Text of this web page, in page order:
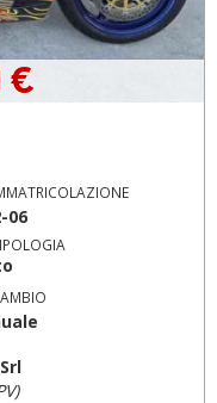
€
06